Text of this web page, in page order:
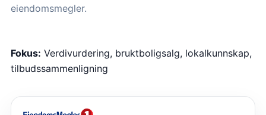
eiendomsmegler.
Fokus: Verdivurdering, bruktboligsalg, lokalkunnskap,
tilbudssammenligning